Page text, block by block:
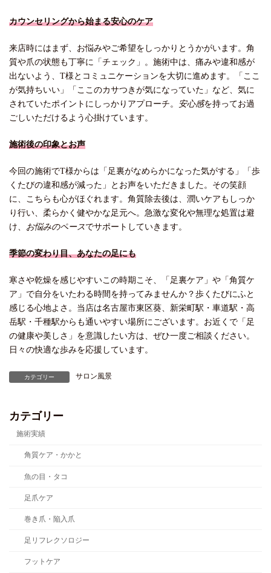
カウンセリングから始まる安心のケア
来店時にはまず、お悩みやご希望をしっかりとうかがいます。角
質や爪の状態も丁寧に「チェック」。施術中は、痛みや違和感が
出ないよう、T様とコミュニケーションを大切に進めます。「ここ
が気持ちいい」「ここのカサつきが気になっていた」など、気に
されていたポイントにしっかりアプローチ。
安心感を持ってお過
ごしいただけるよう心掛けています。
施術後の印象とお声
今回の施術でT様からは「足裏がなめらかになった気がする」「歩
くたびの違和感が減った」とお声をいただきました。その笑顔
に、こちらも心がほぐれます。角質除去後は、潤いケアもしっか
り行い、柔らかく健やかな足元へ。急激な変化や無理な処置は避
け、 お悩みのペースでサポートしていきます。
季節の変わり目、あなたの足にも
寒さや乾燥を感じやすいこの時期こそ、「足裏ケア」や「角質ケ
ア」で自分をいたわる時間を持ってみませんか？歩くたびにふと
感じる心地よさ。当店は名古屋市東区葵、新栄町駅・車道駅・高
岳駅・千種駅からも通いやすい場所にございます。お近くで「足
の健康や美しさ」を意識したい方は、ぜひ一度ご相談ください。
日々の快適な歩みを応援しています。
カテゴリー サロン風景
カテゴリー
施術実績
角質ケア・かかと
魚の目・タコ
足爪ケア
巻き爪・陥入爪
足リフレクソロジー
フットケア